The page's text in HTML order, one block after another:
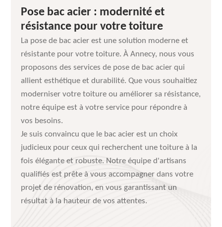
Pose bac acier : modernité et
résistance pour votre toiture
La pose de bac acier est une solution moderne et
résistante pour votre toiture. À Annecy, nous vous
proposons des services de pose de bac acier qui
allient esthétique et durabilité. Que vous souhaitiez
moderniser votre toiture ou améliorer sa résistance,
notre équipe est à votre service pour répondre à
vos besoins.
Je suis convaincu que le bac acier est un choix
judicieux pour ceux qui recherchent une toiture à la
fois élégante et robuste. Notre équipe d'artisans
qualifiés est prête à vous accompagner dans votre
projet de rénovation, en vous garantissant un
résultat à la hauteur de vos attentes.